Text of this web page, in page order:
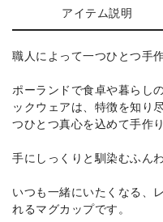
アイテム説明
職人によって一つひとつ手
ポーランドで食卓や暮らし
ックウェアは、特徴を知り
つひとつ真心を込めて手作
手にしっくりと馴染むふん
いつも一緒にいたくなる、
れるマグカップです。